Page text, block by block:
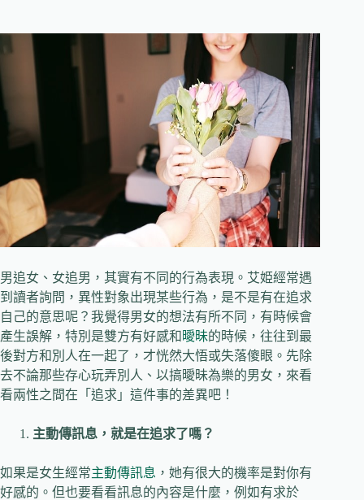
男追女、女追男，其實有不同的行為表現。艾姫經常遇
到讀者詢問，異性對象出現某些行為，是不是有在追求
自己的意思呢？我覺得男女的想法有所不同，有時候會
產生誤解，特別是雙方有好感和 曖昧的時候，往往到最
後對方和別人在一起了，才恍然大悟或失落傻眼。先除
去不論那些存心玩弄別人、以搞曖昧為樂的男女，來看
看兩性之間在「追求」這件事的差異吧！
主動傳訊息，就是在追求了嗎？
如果是女生經常主動傳訊息 ，她有很大的機率是對你有
好感的。但也要看看訊息的內容是什麼，例如有求於